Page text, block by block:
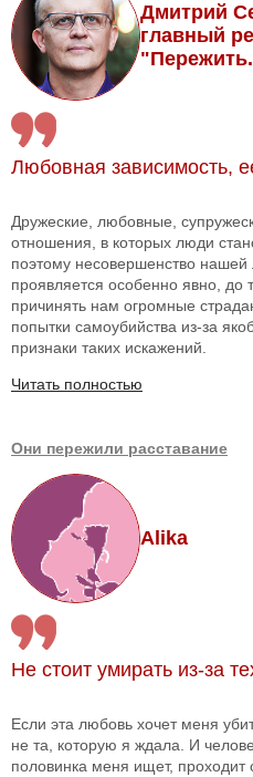
Дмитрий
главный
Любовная зависимость,
Дружеские, любовные,
отношения, в которых люди
поэтому несовершенство
проявляется особенно явно, до
причинять нам огромные
попытки самоубийства из-за
признаки таких искажений.
Читать полностью
Они пережили расставание
Alika
Не стоит умирать из-за
Если эта любовь хочет меня
не та, которую я ждала. И
половинка меня ищет,